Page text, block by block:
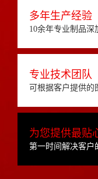
多年生产经验
10余年专业制品
专业技术团队
可根据客户提供的
为您提供最贴
第一时间解决客户